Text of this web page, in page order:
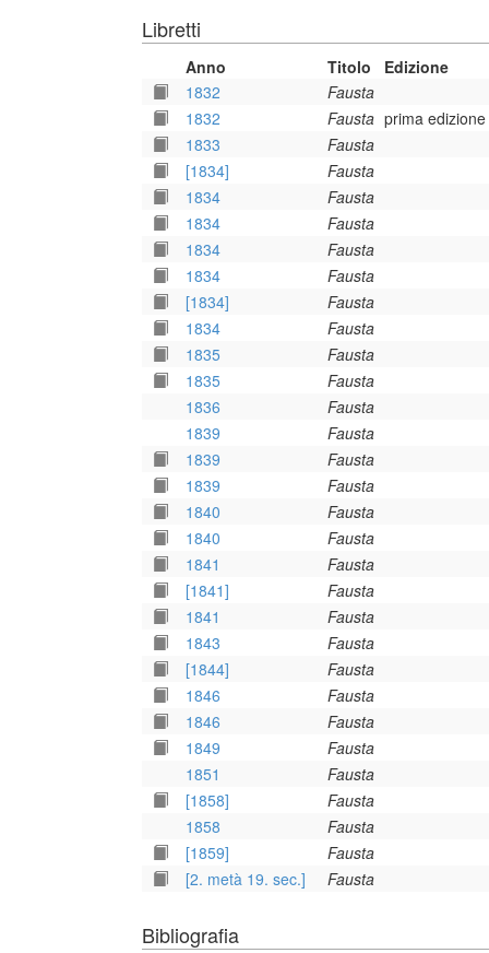
Libretti
Anno Titolo
Edizione
1832
Fausta
1832
Fausta prima
1833
Fausta
[1834]
Fausta
1834
Fausta
1834
Fausta
1834
Fausta
1834
Fausta
[1834]
Fausta
1834
Fausta
1835
Fausta
1835
Fausta
1836
Fausta
1839
Fausta
1839
Fausta
1839
Fausta
1840
Fausta
1840
Fausta
1841
Fausta
[1841]
Fausta
1841
Fausta
1843
Fausta
[1844]
Fausta
1846
Fausta
1846
Fausta
1849
Fausta
1851
Fausta
[1858]
Fausta
1858
Fausta
[1859]
Fausta
[2. metà 19. sec.]
Fausta
Bibliografia